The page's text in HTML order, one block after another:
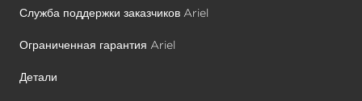
Служба поддержки заказчиков Ariel
Ограниченная гарантия Ariel
Детали